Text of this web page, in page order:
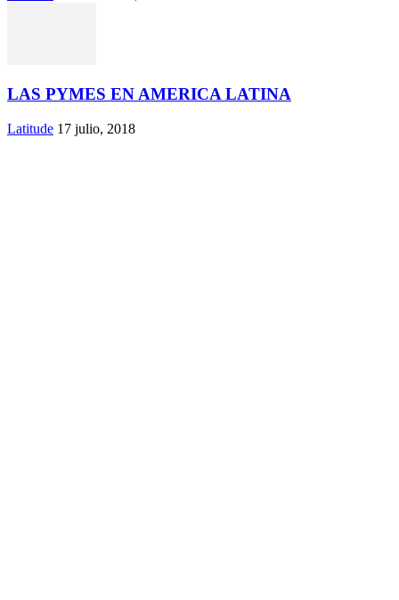
LAS PYMES EN AMERICA LATINA
Latitude 17 julio, 2018